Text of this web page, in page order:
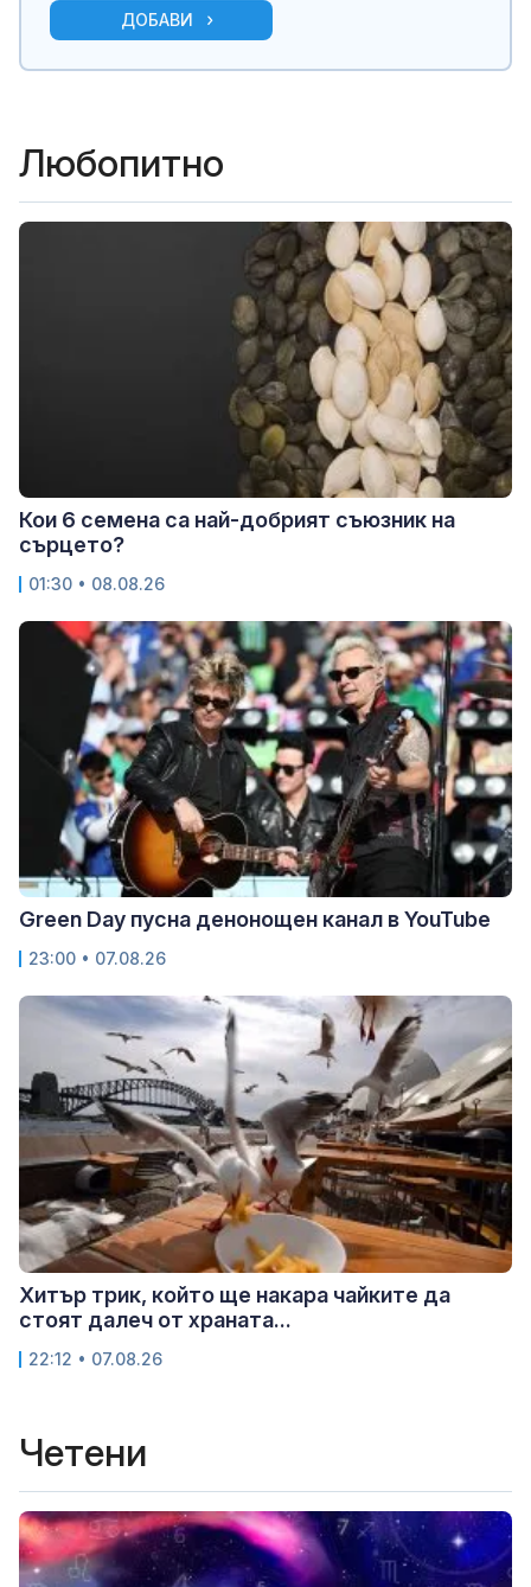
ДОБАВИ
Любопитно
Кои 6 семена са най-добрият съюзник на
сърцето?
01:30 • 08.08.26
Green Day пусна денонощен канал в YouTube
23:00 • 07.08.26
Хитър трик, който ще накара чайките да
стоят далеч от храната...
22:12 • 07.08.26
Четени